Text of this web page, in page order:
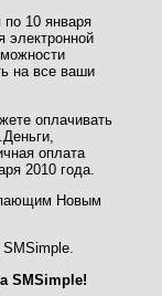
10 января
электронной
на все ваши
оплачивать
оплата
2010 года.
Новым
SMSimple!